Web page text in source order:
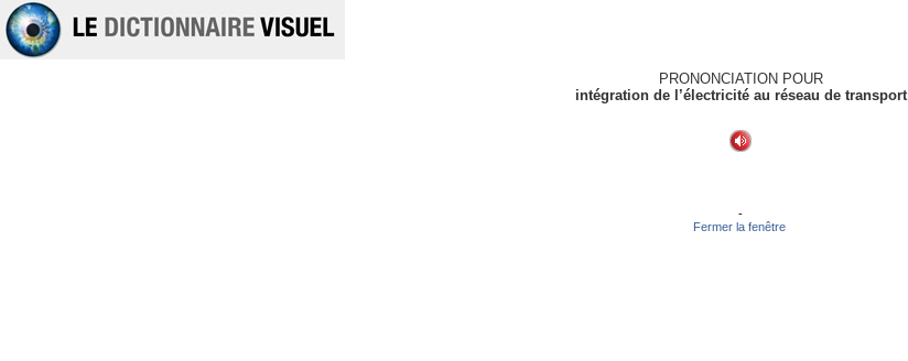
PRONONCIATION POUR
intégration de l’électricité au réseau de transport
-
Fermer la fenêtre